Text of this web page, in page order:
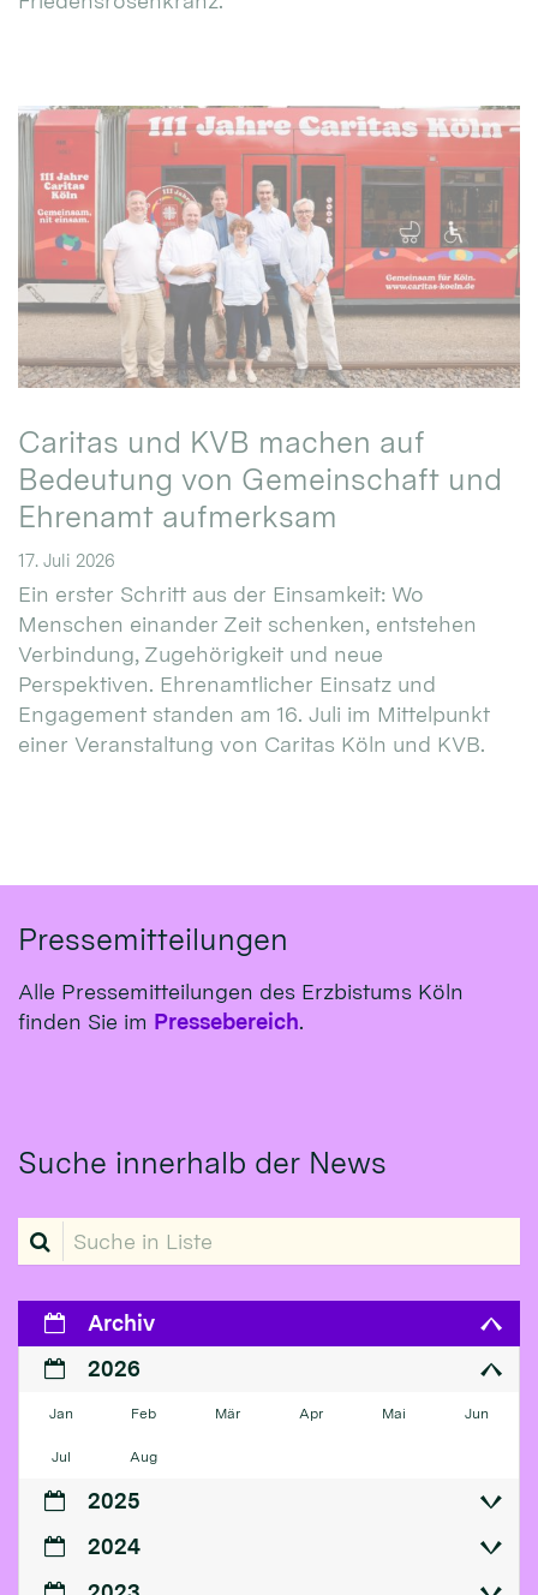
Caritas und KVB machen auf
Bedeutung von Gemeinschaft und
Ehrenamt aufmerksam
17. Juli 2026
Ein erster Schritt aus der Einsamkeit: Wo
Menschen einander Zeit schenken, entstehen
Verbindung, Zugehörigkeit und neue
Perspektiven. Ehrenamtlicher Einsatz und
Engagement standen am 16. Juli im Mittelpunkt
einer Veranstaltung von Caritas Köln und KVB.
Pressemitteilungen
Alle Pressemitteilungen des Erzbistums Köln
finden Sie im Pressebereich.
Suche innerhalb der News
Suche in Liste
Archiv
2026
Jan Feb Mär Apr Mai Jun
Jul Aug
2025
2024